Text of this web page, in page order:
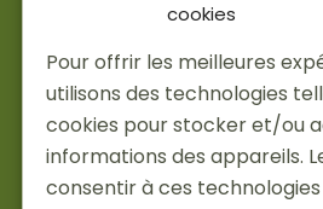
cookies
Pour offrir les meilleures
utilisons des technologies
cookies pour stocker et/ou
informations des appareils.
consentir à ces
Services
À propos
Actualités
Je suis pro